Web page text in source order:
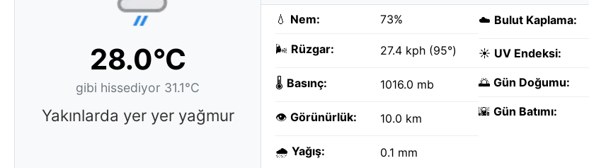
28.0°C
gibi hissediyor 31.1°C
Yakınlarda yer yer yağmur
💧 Nem: 73%
🌬️ Rüzgar: 27.4 kph (95°)
🌡️ Basınç: 1016.0 mb
👁️ Görünürlük: 10.0 km
🌧️ Yağış: 0.1 mm
☁️ Bulut Kaplama:
☀️ UV Endeksi:
🌅 Gün Doğumu:
🌇 Gün Batımı: